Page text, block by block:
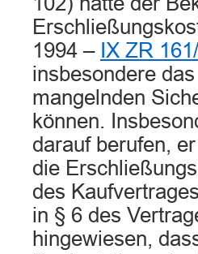
1994 – IX ZR
insbesondere
mangelnden
können.
darauf berufen,
die
des
in § 6 des
hingewiesen,